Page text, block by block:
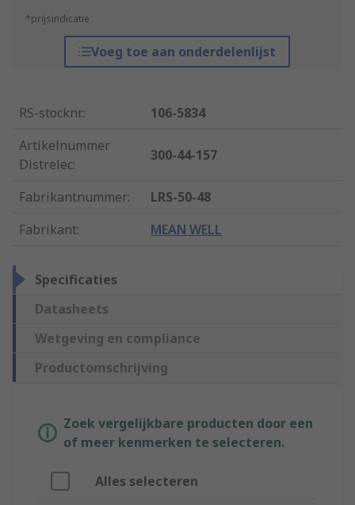
*prijsindicatie
Voeg toe aan onderdelenlijst
RS-stocknr.:
106-5834
Artikelnummer
Distrelec:
300-44-157
Fabrikantnummer:
LRS-50-48
Fabrikant: MEAN WELL
Specificaties
Datasheets
Wetgeving en compliance
Productomschrijving
Zoek vergelijkbare producten door een
of meer kenmerken te selecteren.
Alles selecteren